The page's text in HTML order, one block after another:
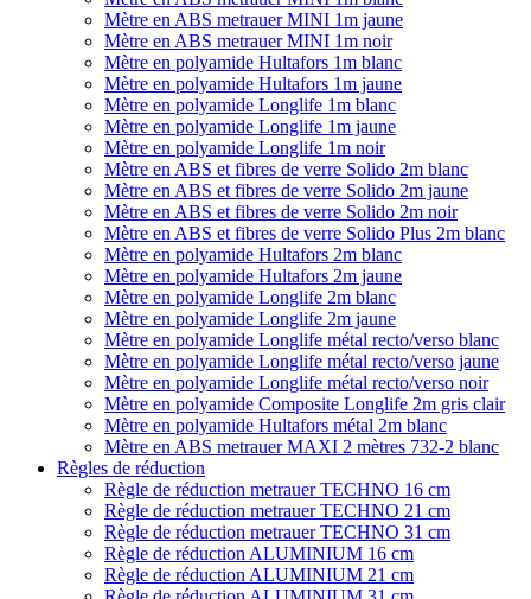
Mètre en ABS metrauer MINI 1m jaune
Mètre en ABS metrauer MINI 1m noir
Mètre en polyamide Hultafors 1m blanc
Mètre en polyamide Hultafors 1m jaune
Mètre en polyamide Longlife 1m blanc
Mètre en polyamide Longlife 1m jaune
Mètre en polyamide Longlife 1m noir
Mètre en ABS et fibres de verre Solido 2m blanc
Mètre en ABS et fibres de verre Solido 2m jaune
Mètre en ABS et fibres de verre Solido 2m noir
Mètre en ABS et fibres de verre Solido Plus 2m blanc
Mètre en polyamide Hultafors 2m blanc
Mètre en polyamide Hultafors 2m jaune
Mètre en polyamide Longlife 2m blanc
Mètre en polyamide Longlife 2m jaune
Mètre en polyamide Longlife métal recto/verso blanc
Mètre en polyamide Longlife métal recto/verso jaune
Mètre en polyamide Longlife métal recto/verso noir
Mètre en polyamide Composite Longlife 2m gris clair
Mètre en polyamide Hultafors métal 2m blanc
Mètre en ABS metrauer MAXI 2 mètres 732-2 blanc
Règles de réduction
Règle de réduction metrauer TECHNO 16 cm
Règle de réduction metrauer TECHNO 21 cm
Règle de réduction metrauer TECHNO 31 cm
Règle de réduction ALUMINIUM 16 cm
Règle de réduction ALUMINIUM 21 cm